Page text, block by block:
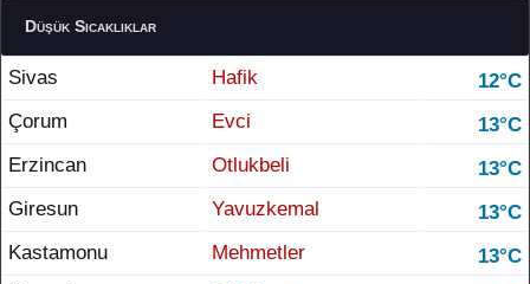
Düşük Sıcaklıklar
Sivas Hafik
12°C
Çorum
Evci
13°C
Erzincan
Otlukbeli
13°C
Giresun
Yavuzkemal
13°C
Kastamonu
Mehmetler
13°C